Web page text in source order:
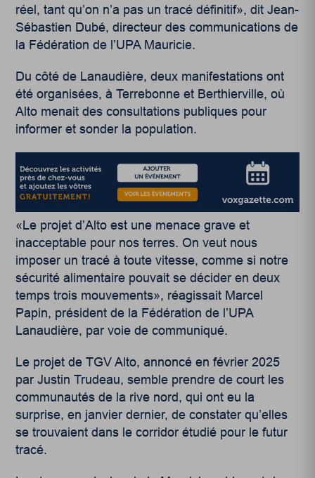
réel, tant qu’on n’a pas un tracé définitif», dit Jean-
Sébastien Dubé, directeur des communications de
la Fédération de l’UPA Mauricie.
Du côté de Lanaudière, deux manifestations ont
été organisées, à Terrebonne et Berthierville, où
Alto menait des consultations publiques pour
informer et sonder la population.
«Le projet d’Alto est une menace grave et
inacceptable pour nos terres. On veut nous
imposer un tracé à toute vitesse, comme si notre
sécurité alimentaire pouvait se décider en deux
temps trois mouvements», réagissait Marcel
Papin, président de la Fédération de l’UPA
Lanaudière, par voie de communiqué.
Le projet de TGV Alto, annoncé en février 2025
par Justin Trudeau, semble prendre de court les
communautés de la rive nord, qui ont eu la
surprise, en janvier dernier, de constater qu’elles
se trouvaient dans le corridor étudié pour le futur
tracé.